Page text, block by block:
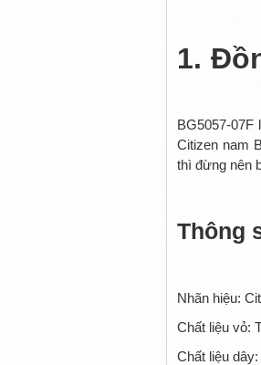
1.
BG5057-
Citizen nam
thì đừng nên
Thông
Nhãn hiệu:
Chất liệu vỏ:
Chất liệu